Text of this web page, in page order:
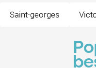
Saint-georges